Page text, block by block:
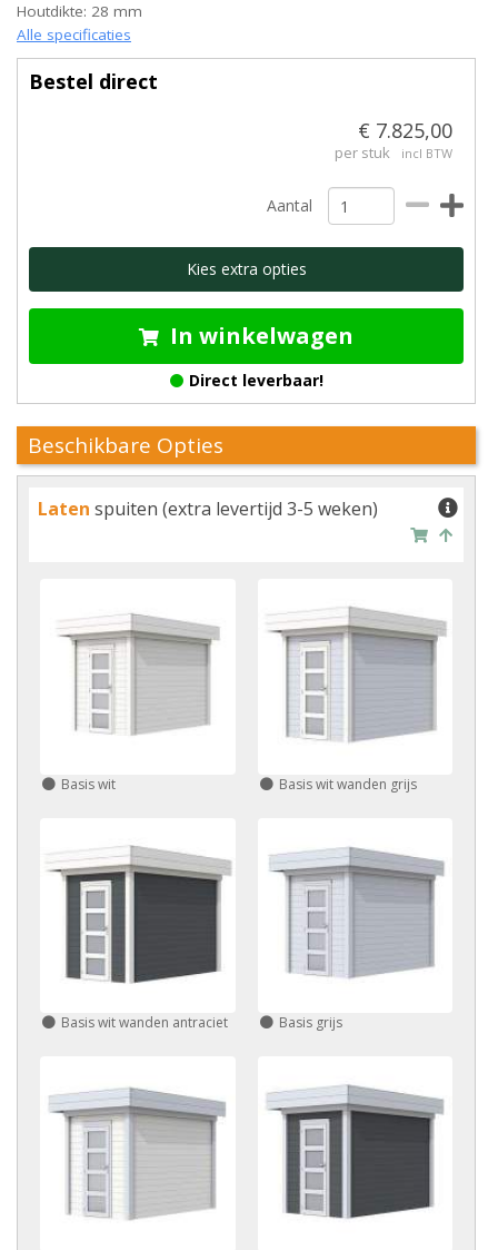
Houtdikte: 28 mm
Alle specificaties
Bestel direct
€ 7.825,00
per stuk incl BTW
Aantal
Kies extra opties
In winkelwagen
Direct leverbaar!
Beschikbare Opties
Laten spuiten (extra levertijd 3-5 weken)
Basis wit Basis wit wanden grijs
Basis wit wanden antraciet Basis grijs